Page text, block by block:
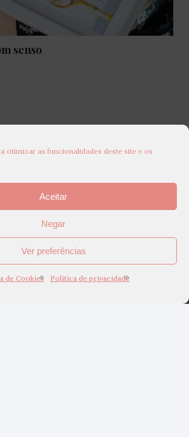
otimizar as funcionalidades deste site e os
Aceitar
Negar
Ver preferências
de Cookies Política de privacidade
senso